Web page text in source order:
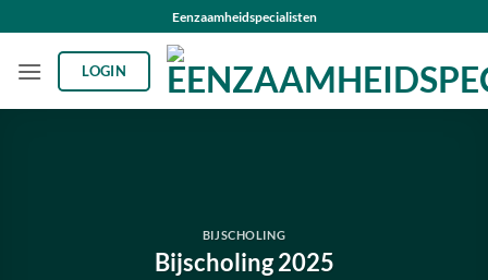
inhoud
Eenzaamheidspecialisten
LOGIN
BIJSCHOLING
Bijscholing 2025